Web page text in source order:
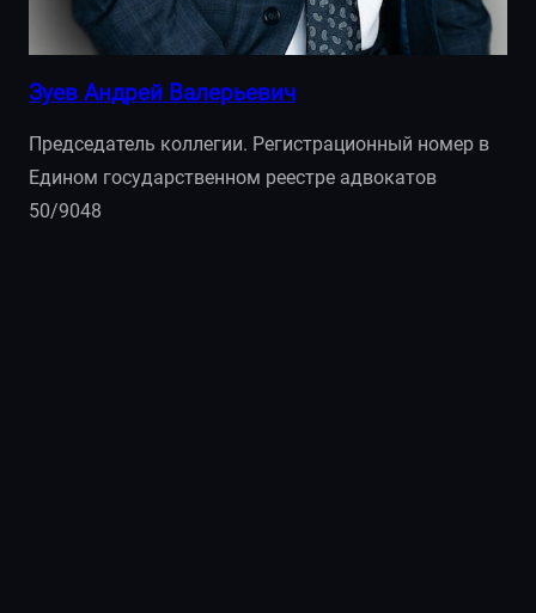
Зуев Андрей Валерьевич
Председатель коллегии. Регистрационный номер в
Едином государственном реестре адвокатов
50/9048